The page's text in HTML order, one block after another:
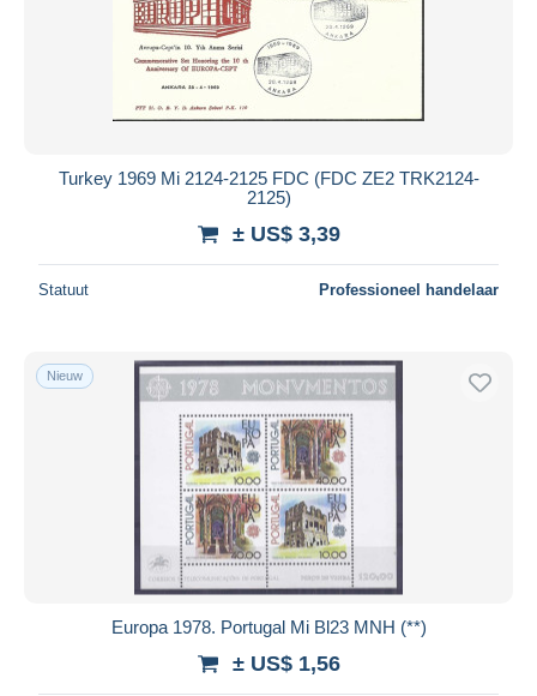
Turkey 1969 Mi 2124-2125 FDC (FDC ZE2 TRK2124-
2125)
± US$ 3,39
Statuut Professioneel handelaar
Nieuw
Europa 1978. Portugal Mi Bl23 MNH (**)
± US$ 1,56